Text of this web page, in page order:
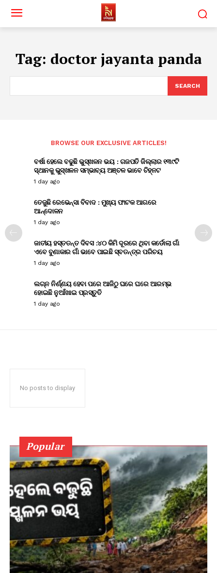
Tag: doctor jayanta panda
SEARCH
BROWSE OUR EXCLUSIVE ARTICLES!
ବର୍ଷା ହେଲେ ବଢୁଛି ଭୁସ୍ଖଳନ ଭୟ : ଗଜପତି ଜିଲ୍ଲାର ୧୩୯ଟି
ସ୍ଥାନକୁ ଭୁସ୍ଖଳନ ସମ୍ଭାବ୍ୟ ଅଞ୍ଚଳ ଭାବେ ଚିହ୍ନଟ
1 day ago
ତେଜୁଛି ରେଭେନ୍ସା ବିବାଦ : ମୁଖ୍ୟ ଫାଟକ ଆଗରେ
ଆନ୍ଦୋଳନ
1 day ago
ଜାତୀୟ ହସ୍ତତନ୍ତ ଦିବସ :୪୦ କିମି ଦୂରରେ ଥିବା କର୍ଡୋଲା ଗାଁ
ଏବେ ବୁଣାକାର ଗାଁ ଭାବେ ପାଇଛି ସ୍ବତନ୍ତ୍ର ପରିଚୟ
1 day ago
ଲଗ୍ନ ନିର୍ଣ୍ଣୟ ହେବା ପରେ ଆଜିଠୁ ଘରେ ଘରେ ଆରମ୍ଭ
ହୋଇଛି ନୁଆଁଖାଇ ପ୍ରସ୍ତୁତି
1 day ago
No posts to display
Popular